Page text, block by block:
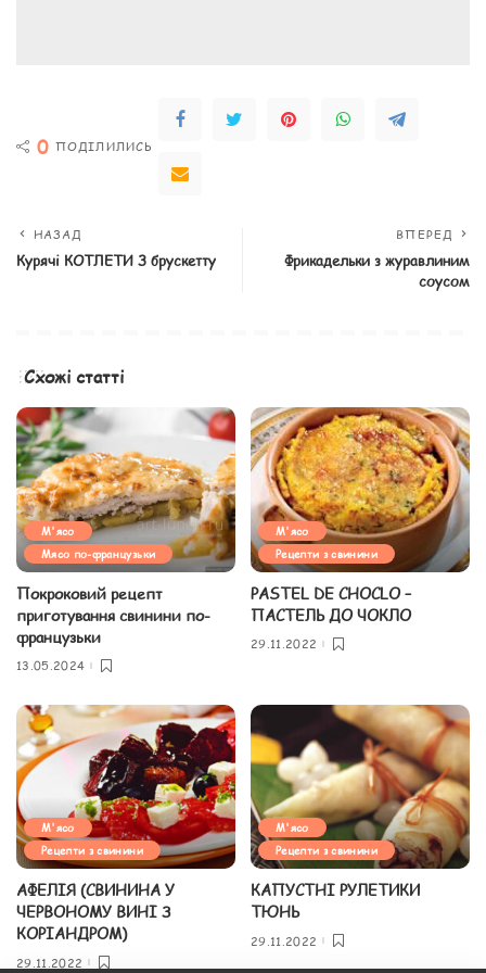
0 ПОДІЛИЛИСЬ
НАЗАД
Курячі КОТЛЕТИ З брускетту
ВПЕРЕД
Фрикадельки з журавлиним
соусом
Схожі статті
М'ясо
Мясо по-французьки
Покроковий рецепт
приготування свинини по-
французьки
13.05.2024
М'ясо
Рецепти з свинини
PASTEL DE CHOCLO –
ПАСТЕЛЬ ДО ЧОКЛО
29.11.2022
М'ясо
Рецепти з свинини
АФЕЛІЯ (СВИНИНА У
ЧЕРВОНОМУ ВИНІ З
КОРІАНДРОМ)
29.11.2022
М'ясо
Рецепти з свинини
КАПУСТНІ РУЛЕТИКИ
ТЮНЬ
29.11.2022